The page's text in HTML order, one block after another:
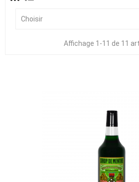
Choisir
Affichage 1-11 de 11